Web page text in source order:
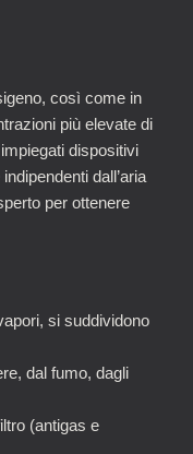
così come in
più elevate di
dispositivi
dall’aria
per ottenere
si suddividono
dal fumo, dagli
(antigas e